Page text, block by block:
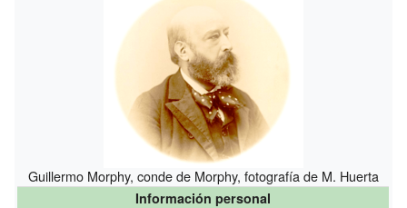
Guillermo Morphy, conde de Morphy, fotografía de M. Huerta
Información personal